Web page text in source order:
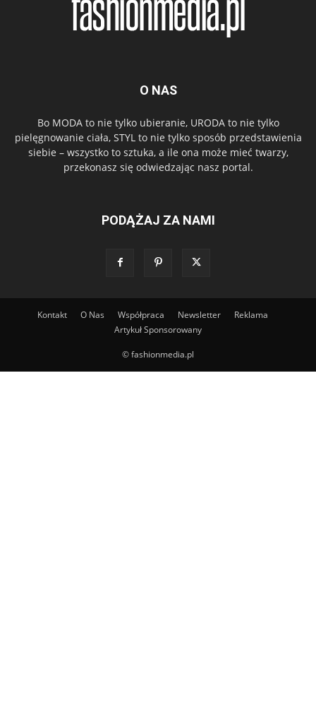
O NAS
Bo MODA to nie tylko ubieranie, URODA to nie tylko
pielęgnowanie ciała, STYL to nie tylko sposób przedstawienia
siebie – wszystko to sztuka, a ile ona może mieć twarzy,
przekonasz się odwiedzając nasz portal.
PODĄŻAJ ZA NAMI
Kontakt O Nas Współpraca Newsletter
Reklama
Artykuł Sponsorowany
© fashionmedia.pl